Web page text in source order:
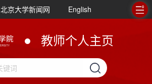
北京大学新闻网 English
教师个人主页